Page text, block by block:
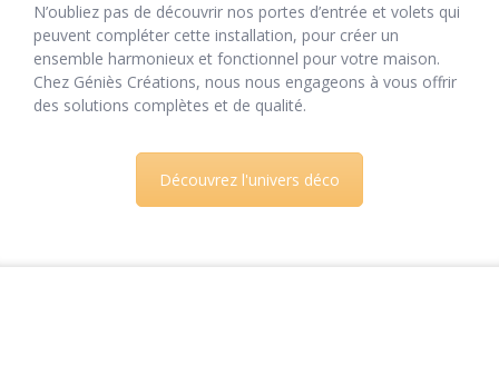
N’oubliez pas de découvrir nos portes d’entrée et volets qui
peuvent compléter cette installation, pour créer un
ensemble harmonieux et fonctionnel pour votre maison.
Chez Géniès Créations, nous nous engageons à vous offrir
des solutions complètes et de qualité.
Découvrez l'univers déco